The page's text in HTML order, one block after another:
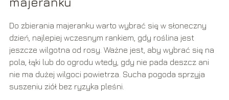
Do zbierania majeranku warto wybrać się w słoneczny
dzień, najlepiej wczesnym rankiem, gdy roślina jest
jeszcze wilgotna od rosy. Ważne jest, aby wybrać się na
pola, łąki lub do ogrodu wtedy, gdy nie pada deszcz ani
nie ma dużej wilgoci powietrza. Sucha pogoda sprzyja
suszeniu ziół bez ryzyka pleśni.